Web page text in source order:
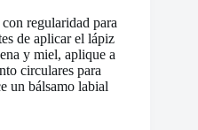
con regularidad para
de aplicar el lápiz
y miel, aplique a
circulares para
un bálsamo labial